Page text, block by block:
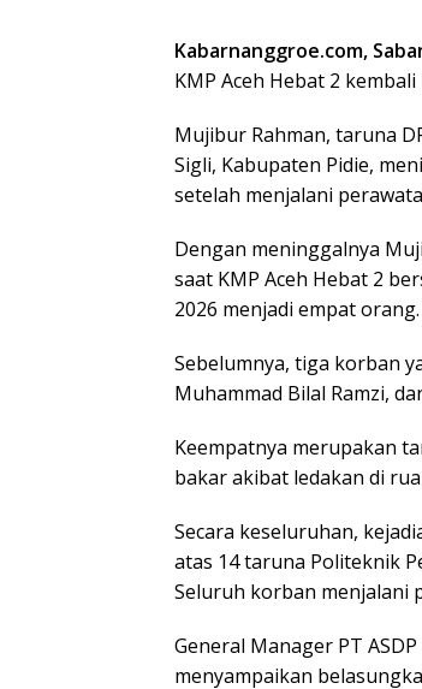
Kabarnanggroe.com,
KMP Aceh Hebat 2
Mujibur Rahman, taruna
Sigli, Kabupaten Pidie,
setelah menjalani
Dengan meninggalnya
saat KMP Aceh Hebat 2
2026 menjadi empat orang.
Sebelumnya, tiga korban
Muhammad Bilal Ramzi,
Keempatnya merupakan
bakar akibat ledakan di
Secara keseluruhan,
atas 14 taruna Politeknik
Seluruh korban menjalani
General Manager PT
menyampaikan